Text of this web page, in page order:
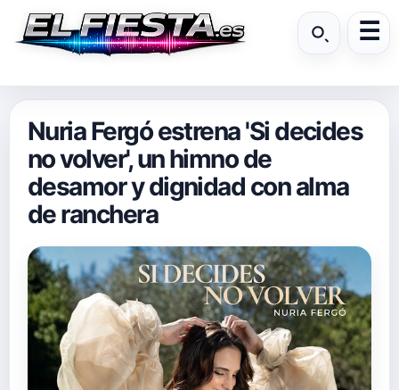
Nuria Fergó estrena 'Si decides
no volver', un himno de
desamor y dignidad con alma
de ranchera